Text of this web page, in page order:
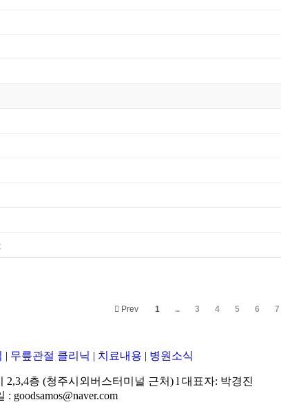
Prev 1 ... 3 4 5 6 7
| 무릎관절 클리닉 | 치료내용 | 병원소식
2,3,4층 (청주시외버스터미널 근처) l 대표자: 박경진
goodsamos@naver.com